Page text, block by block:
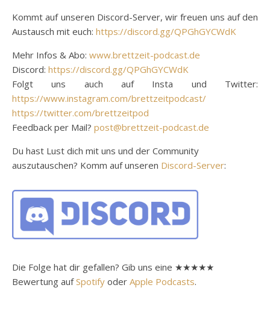
Kommt auf unseren Discord-Server, wir freuen uns auf den
Austausch mit euch: https://discord.gg/QPGhGYCWdK
Mehr Infos & Abo: www.brettzeit-podcast.de
Discord: https://discord.gg/QPGhGYCWdK
Folgt uns auch auf Insta und Twitter:
https://www.instagram.com/brettzeitpodcast/
https://twitter.com/brettzeitpod
Feedback per Mail? post@brettzeit-podcast.de
Du hast Lust dich mit uns und der Community
auszutauschen? Komm auf unseren Discord-Server:
Die Folge hat dir gefallen? Gib uns eine ★★★★★
Bewertung aufSpotify oder Apple Podcasts.